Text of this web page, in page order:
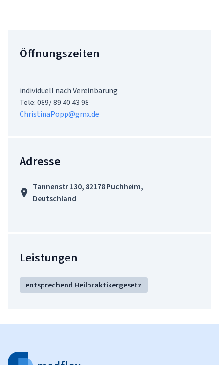
Öffnungszeiten
individuell nach Vereinbarung
ChristinaPopp@gmx.de
Adresse
Tannenstr 130, 82178 Puchheim,
Deutschland
Leistungen
entsprechend Heilpraktikergesetz